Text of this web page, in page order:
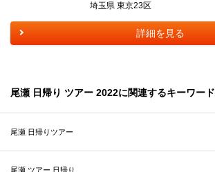
埼玉県 東京23区
詳細を見る
尾瀬 日帰り ツアー 2022に関連するキーワード
尾瀬 日帰りツアー
尾瀬 ツアー 日帰り